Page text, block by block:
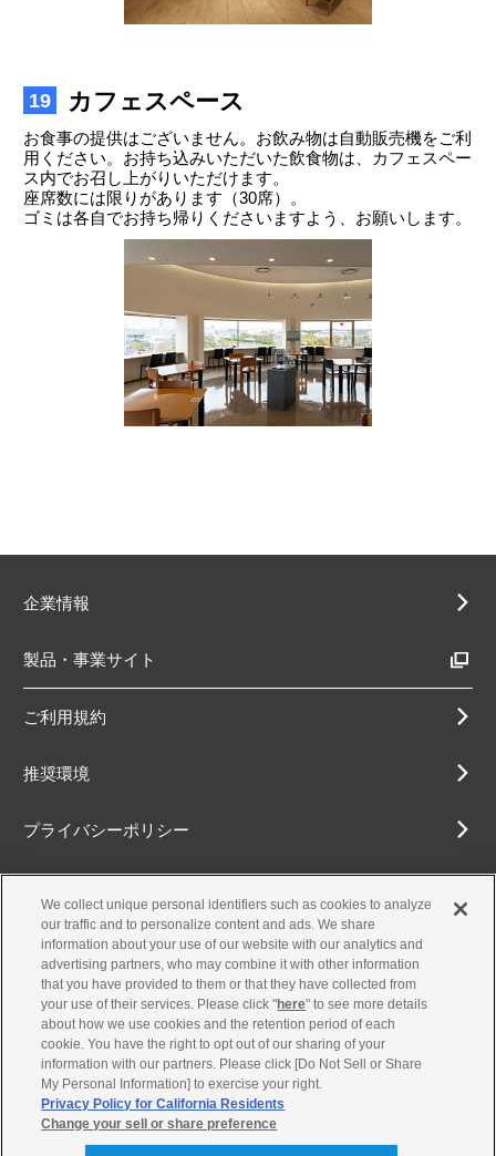
19 カフェスペース
お食事の提供はございません。お飲み物は自動販売機をご利
用ください。お持ち込みいただいた飲食物は、カフェスペー
ス内でお召し上がりいただけます。
座席数には限りがあります（30席）。
ゴミは各自でお持ち帰りくださいますよう、お願いします。
企業情報
製品・事業サイト
ご利用規約
推奨環境
プライバシーポリシー
アクセシビリティ方針
古物営業法に基づく表示
お問合せ
We collect unique personal identifiers such as cookies to analyze
our traffic and to personalize content and ads. We share
information about your use of our website with our analytics and
advertising partners, who may combine it with other information
that you have provided to them or that they have collected from
your use of their services. Please click "here" to see more details
about how we use cookies and the retention period of each
cookie. You have the right to opt out of our sharing of your
information with our partners. Please click [Do Not Sell or Share
My Personal Information] to exercise your right.
Privacy Policy for California Residents
Change your sell or share preference